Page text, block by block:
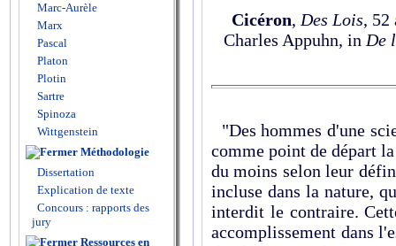
Marc-Aurèle
Marx
Pascal
Platon
Plotin
Sartre
Spinoza
Wittgenstein
Méthodologie
Dissertation
Explication de texte
Concours : rapports des
jury
Ressources en
Cicéron, Des Lois, 52
Charles Appuhn, in De
"Des hommes d'une
comme point de départ
du moins selon leur
incluse dans la nature,
interdit le contraire.
accomplissement dans